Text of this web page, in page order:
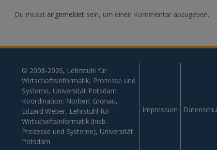
Du musst angemeldet sein, um einen Kommentar abzugeben.
© 2008-2026, Lehrstuhl für
Wirtschaftsinformatik, Prozesse und
Systeme, Universität Potsdam
Koordination: Norbert Gronau,
Edzard Weber, Lehrstuhl für
Wirtschaftsinformatik (insb.
Prozesse und Systeme), Universität
Potsdam
Impressum